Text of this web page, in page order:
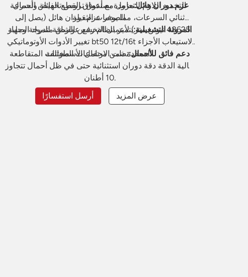
التخميد اللازم للتعامل مع أعماق القطع الهائلة وأحمال
الصدمات الثقيلة.
عزم دوران هائل:مزودة بصندوق تروس تخفيض السرعة
ثنائي السرعات، مما يوفر عزم دوران هائل (يصل إلى
48625 نيوتن متر) لأعمال التخشين الشاقة للمواد الصلبة.المرونة التشغيلية:يتميز بنظام رفع عوارض متدرجة وجهاز
تغيير الأدوات الأوتوماتيكي bt50 12t/16t لاستيعاب الأجزاء
المعقدة ذات الارتفاعات المختلفة.
دعم فائق للأحمال:تضمن محامل الأسطوانات المتقاطعة
عالية الدقة دقة دوران استثنائية حتى في ظل أحمال تتجاوز
10 أطنان.
أرسل استفسارًا
عرض المزيد